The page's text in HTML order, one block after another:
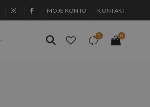
MOJE KONTO KONTAKT
0 0